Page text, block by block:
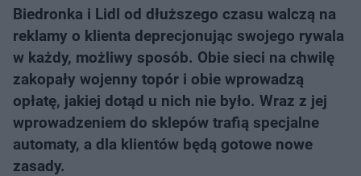
Biedronka i Lidl od dłuższego czasu walczą na
reklamy o klienta deprecjonując swojego rywala
w każdy, możliwy sposób. Obie sieci na chwilę
zakopały wojenny topór i obie wprowadzą
opłatę, jakiej dotąd u nich nie było. Wraz z jej
wprowadzeniem do sklepów trafią specjalne
automaty, a dla klientów będą gotowe nowe
zasady.